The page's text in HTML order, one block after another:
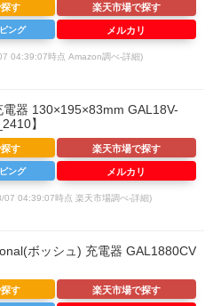
04:39:07時点 Amazon調べ-詳細)
す 楽天市場で探す
ング メルカリ
電器 130×195×83mm GAL18V-
】
07 04:39:07時点 楽天市場調べ-詳細)
す 楽天市場で探す
ング メルカリ
ボッシュ) 充電器 GAL1880CV
す 楽天市場で探す